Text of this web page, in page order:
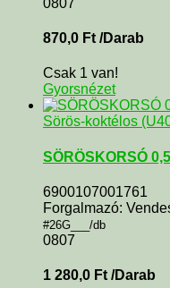
870,0 Ft /Darab
Csak 1 van!
Gyorsnézet
Sörös-koktélos
SÖRÖSKORSÓ
6900107001761
Forgalmazó:
#26G___/db
0807
1 280,0 Ft /Darab